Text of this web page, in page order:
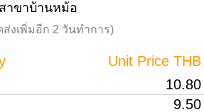
าขาบ้านหม้อ
ส่งเพิ่มอีก 2 วันทำการ)
Unit Price THB
10.80
9.50